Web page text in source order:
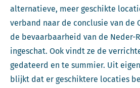
alternatieve, meer geschikte
verband naar de conclusie van de
de bevaarbaarheid van de Neder-
ingeschat. Ook vindt ze de
gedateerd en te summier. Uit
blijkt dat er geschiktere locaties